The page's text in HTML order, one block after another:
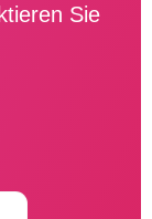
Sie